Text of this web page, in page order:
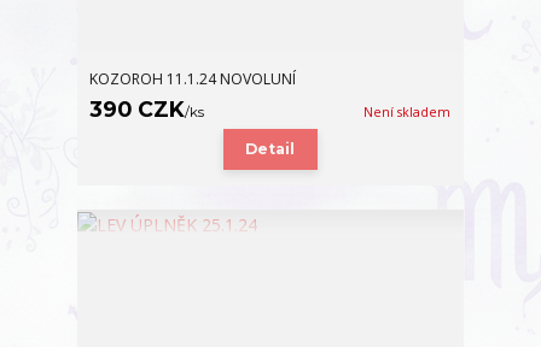
KOZOROH 11.1.24 NOVOLUNÍ
390 CZK/ks Není skladem
Detail